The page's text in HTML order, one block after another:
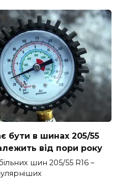
бути в шинах 205/55
від пори року
шин 205/55 R16 –